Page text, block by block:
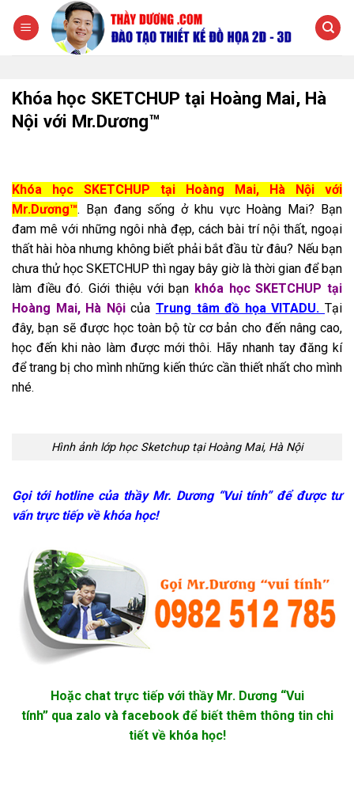
đến
Khóa học SKETCHUP tại Hoàng Mai, Hà
Nội với Mr.Dương™
Khóa học SKETCHUP tại Hoàng Mai, Hà Nội với
Mr.Dương™. Bạn đang sống ở khu vực Hoàng Mai? Bạn
đam mê với những ngôi nhà đẹp, cách bài trí nội thất, ngoại
thất hài hòa nhưng không biết phải bắt đầu từ đâu? Nếu bạn
chưa thử học SKETCHUP thì ngay bây giờ là thời gian để bạn
làm điều đó. Giới thiệu với bạn khóa học SKETCHUP tại
Hoàng Mai, Hà Nội củaTrung tâm đồ họa VITADU.Tại
đây, bạn sẽ được học toàn bộ từ cơ bản cho đến nâng cao,
học đến khi nào làm được mới thôi. Hãy nhanh tay đăng kí
để trang bị cho mình những kiến thức cần thiết nhất cho mình
nhé.
Hình ảnh lớp học Sketchup tại Hoàng Mai, Hà Nội
Gọi tới hotline của thầy Mr. Dương “Vui tính” để được tư
vấn trực tiếp về khóa học!
Hoặc chat trực tiếp với thầy Mr. Dương “Vui
tính” qua zalo và facebook để biết thêm thông tin chi
tiết về khóa học!